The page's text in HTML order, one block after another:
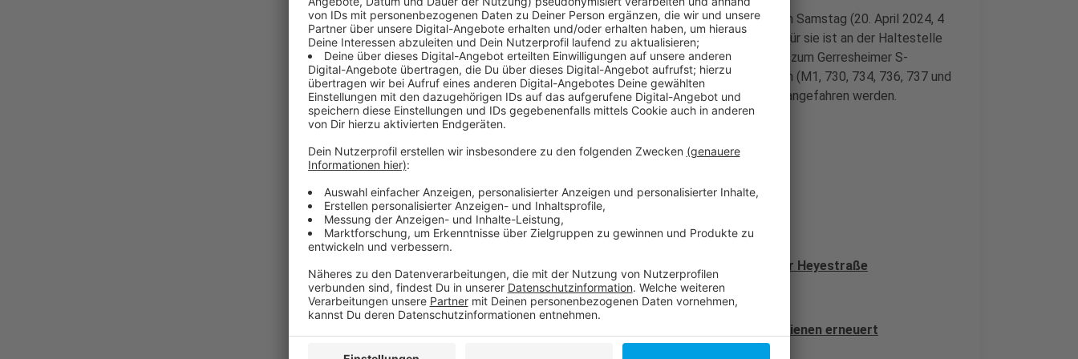
Die Rheinbahn erneuert die Schienen. Das dauert bis übernächsten Samstag (20. April 2024, 4
Uhr). In dieser Zeit können die Bahnen der Linie U73 nicht fahren, für sie ist an der Haltestelle
"Schönaustraße" Endstation. Von dort aus fahren Ersatzbusse bis zum Gerresheimer S-
Bahnhof. Betroffen von den Bauarbeiten sind auch sechs Buslinien (M1, 730, 734, 736, 737 und
781). Diese werden umgeleitet, einige Haltestellen können nicht angefahren werden.
Anzeige
Weitere Infos und Links zum Thema:
Anzeige
Ausführliche Rheinbahn-Infos zu den Gleisbauarbeiten auf der Heyestraße
Antenne Düsseldorf Stadtteilserie: Das ist Gerresheim
Am Wochenende werden auch auf der Kölner Landstraße Schienen erneuert